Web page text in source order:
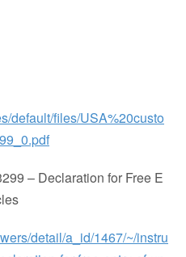
default/files/USA%20custo
– Declaration for Free E
detail/a_id/1467/~/instru